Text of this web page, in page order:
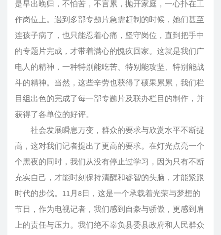
是早出晚归，不怕苦，不言累，抛开家庭，一心扑在工
作岗位上。遇到多部专题片急需赶制的时候，她们甚至
连孩子病了，也只能忍着心痛，坚守岗位，直到把手中
的专题片完成，才带着满心的愧疚回家。这就是我们广
电人的精神，一种特别能吃苦、特别能攻坚、特别能战
斗的精神。当然，这些辛劳也获得了硕果累累，我们栏
目组出色的完成了每一部专题片及联办栏目的制作，并
获得了各单位的好评。
社会发展瞬息万变，群众的要求与欣赏水平不断提
高，这对我们记者提出了更高的要求。在灯光点亮一个
个黑夜的同时，我们从没有停止过学习，因为只有不断
充实自己，才能时刻保持清醒和睿智的头脑，才能紧跟
时代的步伐。11月8日，这是一个承载着光荣与梦想的
节日，作为电视记者，我们感到自豪与骄傲，更感到肩
上的责任与压力。我们绝不辜负县委县政府和人民群众